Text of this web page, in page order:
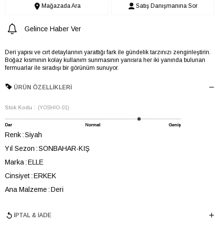
Mağazada Ara Satış Danışmanına Sor
Gelince Haber Ver
Deri yapısı ve cırt detaylarının yarattığı fark ile gündelik tarzınızı zenginleştirin.
Boğaz kısmının kolay kullanım sunmasının yanısıra her iki yanında bulunan
fermuarlar ile sıradışı bir görünüm sunuyor.
ÜRÜN ÖZELLIKLERI
Stok Kodu (YOSHIO-01)
Renk Siyah
Yıl Sezon SONBAHAR-KIŞ
Marka ELLE
Cinsiyet ERKEK
Ana Malzeme Deri
Topuk Boyu 5 cm
İPTAL & İADE